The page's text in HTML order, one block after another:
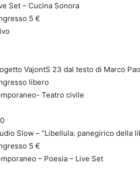
Set – Cucina Sonora
5 €
VajontS 23 dal testo di Marco
libero
Teatro civile
Slow – “Libellula. panegirico della
5 €
– Poesia – Live Set